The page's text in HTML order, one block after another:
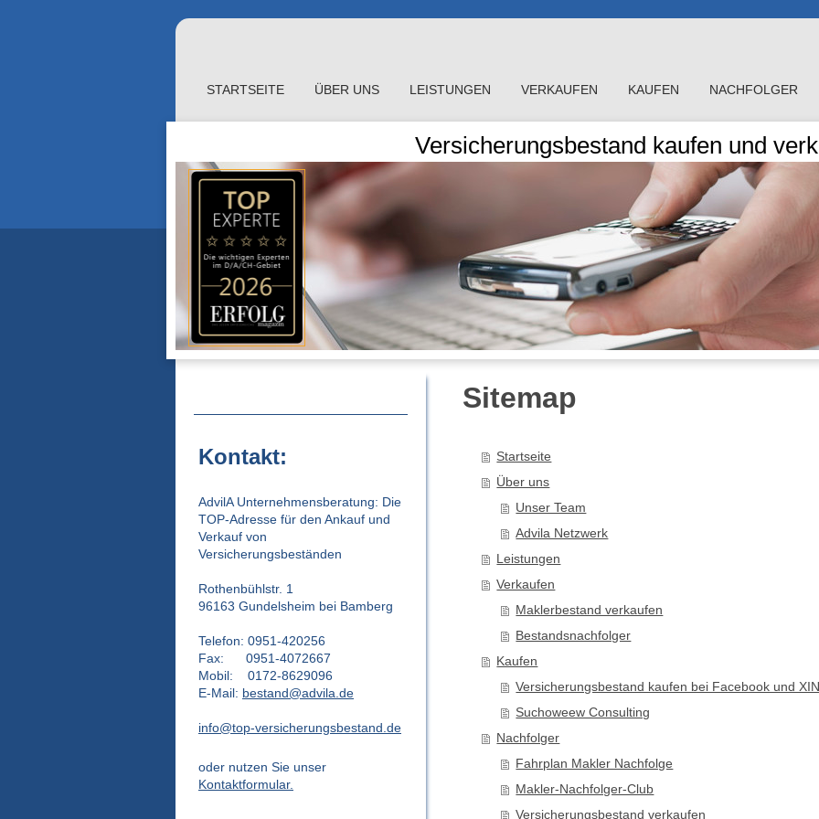
STARTSEITE ÜBER UNS LEISTUNGEN VERKAUFEN KAUFEN NACHFOLGER
Versicherungsbestand kaufen und
Sitemap
Startseite
Über uns
Unser Team
Advila Netzwerk
Leistungen
Verkaufen
Maklerbestand verkaufen
Bestandsnachfolger
Kaufen
Versicherungsbestand kaufen bei Facebook und
Suchoweew Consulting
Nachfolger
Fahrplan Makler Nachfolge
Makler-Nachfolger-Club
Versicherungsbestand verkaufen
Kontakt:
AdvilA Unternehmensberatung: Die
TOP-Adresse für den Ankauf und
Verkauf von
Versicherungsbeständen
Rothenbühlstr. 1
96163 Gundelsheim bei Bamberg
Telefon: 0951-420256
Fax: 0951-4072667
Mobil: 0172-8629096
E-Mail: bestand@advila.de
info@top-versicherungsbestand.de
oder nutzen Sie unser
Kontaktformular.